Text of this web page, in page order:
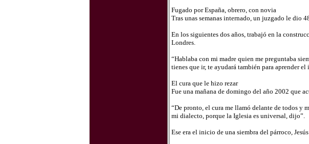
Fugado por España, obrero, con novia
Tras unas semanas internado, un juzgado le dio
En los siguientes dos años, trabajó en la
Londres.
“Hablaba con mi madre quien me preguntaba
tienes que ir, te ayudará también para aprender
El cura que le hizo rezar
Fue una mañana de domingo del año 2002 que
“De pronto, el cura me llamó delante de todos y
mi dialecto, porque la Iglesia es universal, dijo”.
Ese era el inicio de una siembra del párroco,